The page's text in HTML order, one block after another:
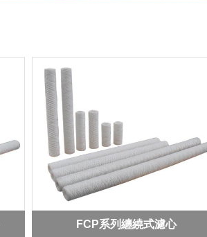
FCP系列纏繞式濾心